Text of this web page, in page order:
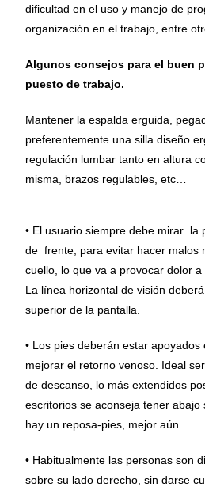
dificultad en el uso y manejo de
organización en el trabajo, entre
Algunos consejos para el buen
puesto de trabajo.
Mantener la espalda erguida,
preferentemente una silla diseño
regulación lumbar tanto en altura
misma, brazos regulables, etc…
• El usuario siempre debe mirar la
de frente, para evitar hacer malos
cuello, lo que va a provocar dolor a
La línea horizontal de visión
superior de la pantalla.
• Los pies deberán estar apoyados
mejorar el retorno venoso. Ideal
de descanso, lo más extendidos
escritorios se aconseja tener abajo
hay un reposa-pies, mejor aún.
• Habitualmente las personas son
sobre su lado derecho, sin darse